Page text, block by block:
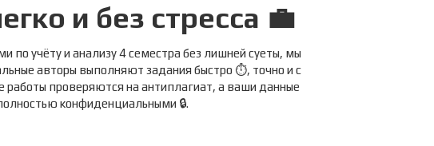
и без стресса 💼
по учёту и анализу 4 семестра без лишней суеты, мы
авторы выполняют задания быстро ⏱, точно и с
работы проверяются на антиплагиат, а ваши данные
конфиденциальными 🔒.